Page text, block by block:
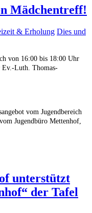
Mädchentreff!
& Erholung Dies und
von 16:00 bis 18:00 Uhr
Ev.-Luth. Thomas-
vom Jugendbereich
Jugendbüro Mettenhof,
unterstützt
der Tafel